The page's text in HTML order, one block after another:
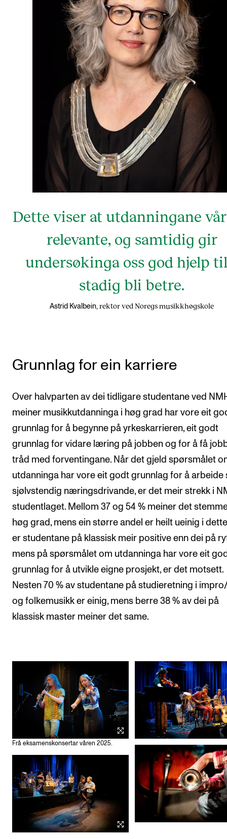
Dette viser at utdanningane
relevante, og samtidig gir
undersøkinga oss god hjelp
stadig bli betre.
Astrid Kvalbein, rektor ved Noregs musikkhøgskole
Grunnlag for ein karriere
Over halvparten av dei tidligare studentane ved
meiner musikkutdanninga i høg grad har vore eit
grunnlag for å begynne på yrkeskarrieren, eit godt
grunnlag for vidare læring på jobben og for å få
tråd med forventingane. Når det gjeld spørsmålet
utdanninga har vore eit godt grunnlag for å arbeide
sjølvstendig næringsdrivande, er det meir strekk i
studentlaget. Mellom 37 og 54 % meiner det
høg grad, mens ein større andel er heilt ueinig i
er studentane på klassisk meir positive enn dei på
mens på spørsmålet om utdanninga har vore eit
grunnlag for å utvikle eigne prosjekt, er det motsett.
Nesten 70 % av studentane på studieretning i
og folkemusikk er einig, mens berre 38 % av dei på
klassisk master meiner det same.
Frå eksamenskonsertar våren 2025.